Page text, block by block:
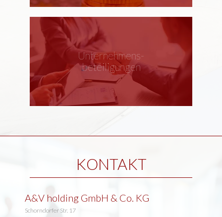
Unternehmens-
beteiligungen
KONTAKT
A&V holding GmbH & Co. KG
Schorndorfer Str. 17